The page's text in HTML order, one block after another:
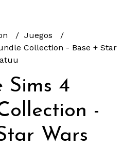
Juegos
Collection - Base + Star
Sims 4
-
Wars